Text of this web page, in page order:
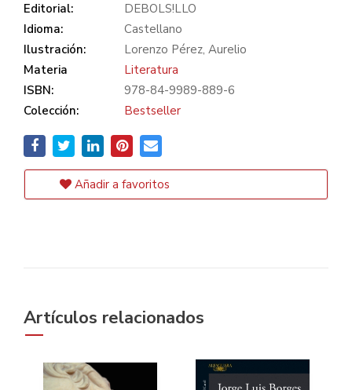
Editorial:
DEBOLS!LLO
Idioma:
Castellano
Ilustración:
Lorenzo Pérez, Aurelio
Materia
Literatura
ISBN:
978-84-9989-889-6
Colección:
Bestseller
Añadir a favoritos
Artículos relacionados